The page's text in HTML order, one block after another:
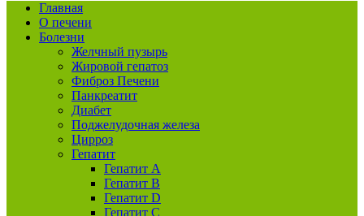
Главная
О печени
Болезни
Желчный пузырь
Жировой гепатоз
Фиброз Печени
Панкреатит
Диабет
Поджелудочная железа
Цирроз
Гепатит
Гепатит А
Гепатит B
Гепатит D
Гепатит С